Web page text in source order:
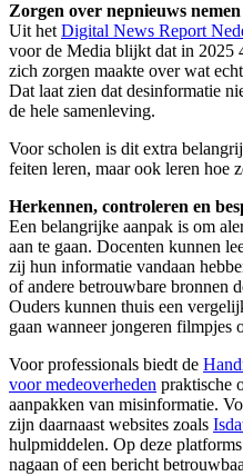
Zorgen over nepnieuws nemen
Uit het Digital News Report
voor de Media blijkt dat in 2025
zich zorgen maakte over wat
Dat laat zien dat desinformatie
de hele samenleving.
Voor scholen is dit extra
feiten leren, maar ook leren hoe
Herkennen, controleren en
Een belangrijke aanpak is om
aan te gaan. Docenten kunnen
zij hun informatie vandaan
of andere betrouwbare bronnen
Ouders kunnen thuis een
gaan wanneer jongeren filmpjes
Voor professionals biedt de
voor medeoverheden praktische
aanpakken van misinformatie.
zijn daarnaast websites zoals
hulpmiddelen. Op deze
nagaan of een bericht